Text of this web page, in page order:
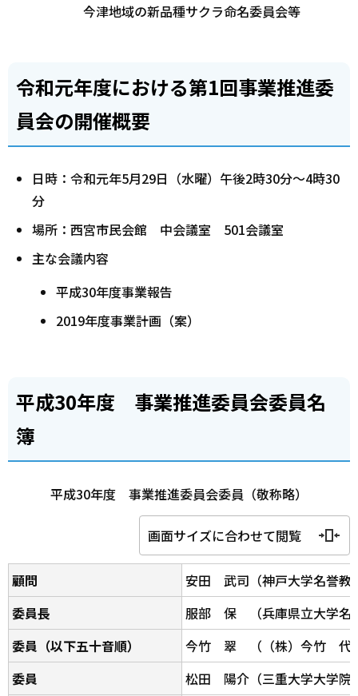
今津地域の新品種サクラ命名委員会等
令和元年度における第1回事業推進委
員会の開催概要
日時：令和元年5月29日（水曜）午後2時30分～4時30
分
場所：西宮市民会館 中会議室 501会議室
主な会議内容
平成30年度事業報告
2019年度事業計画（案）
平成30年度 事業推進委員会委員名
簿
平成30年度 事業推進委員会委員（敬称略）
画面サイズに合わせて閲覧
顧問
安田 武司（神戸大学名誉教
委員長
服部 保 （兵庫県立大学名
委員（以下五十音順）
今竹 翠 （（株）今竹 代
委員
松田 陽介（三重大学大学院